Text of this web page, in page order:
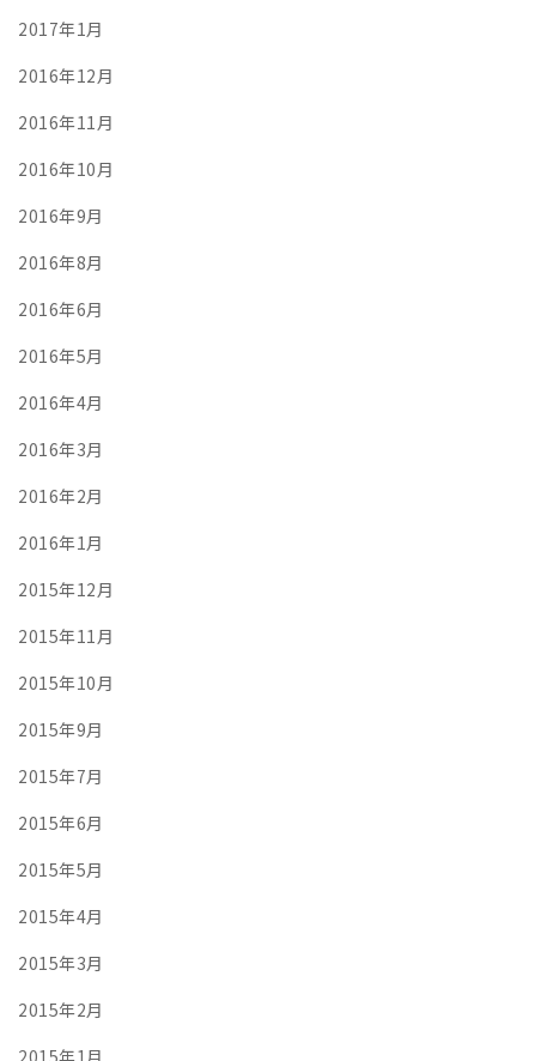
2017年1月
2016年12月
2016年11月
2016年10月
2016年9月
2016年8月
2016年6月
2016年5月
2016年4月
2016年3月
2016年2月
2016年1月
2015年12月
2015年11月
2015年10月
2015年9月
2015年7月
2015年6月
2015年5月
2015年4月
2015年3月
2015年2月
2015年1月